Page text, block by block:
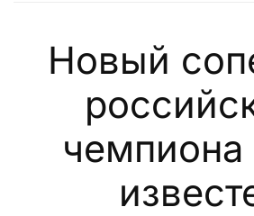
Новый
чемпиона